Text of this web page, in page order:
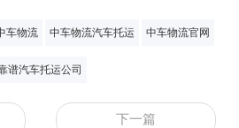
车物流 中车物流汽车托运 中车物流官网
谱汽车托运公司
下一篇